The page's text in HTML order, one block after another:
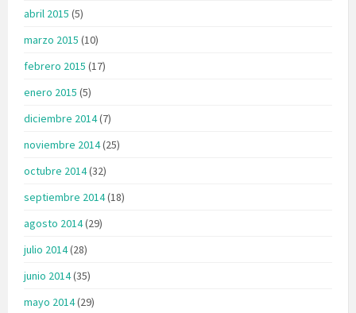
abril 2015 (5)
marzo 2015 (10)
febrero 2015 (17)
enero 2015 (5)
diciembre 2014(7)
noviembre 2014(25)
octubre 2014(32)
septiembre 2014(18)
agosto 2014(29)
julio 2014(28)
junio 2014(35)
mayo 2014(29)